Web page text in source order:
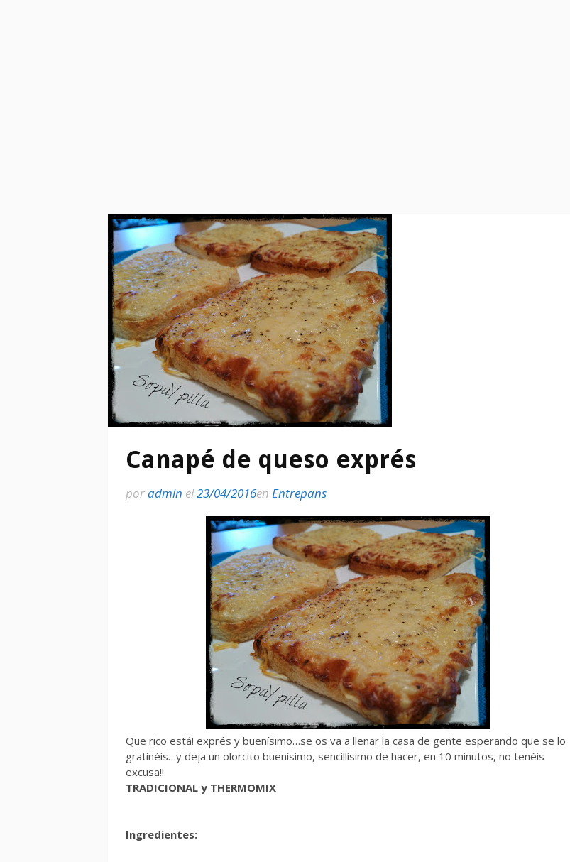
Canapé de queso exprés
poradmin el23/04/2016en Entrepans
Que rico está! exprés y buenísimo…se os va a llenar la casa de gente esperando que se lo
gratinéis…y deja un olorcito buenísimo, sencillísimo de hacer, en 10 minutos, no tenéis
excusa!!
TRADICIONAL y THERMOMIX
Ingredientes: